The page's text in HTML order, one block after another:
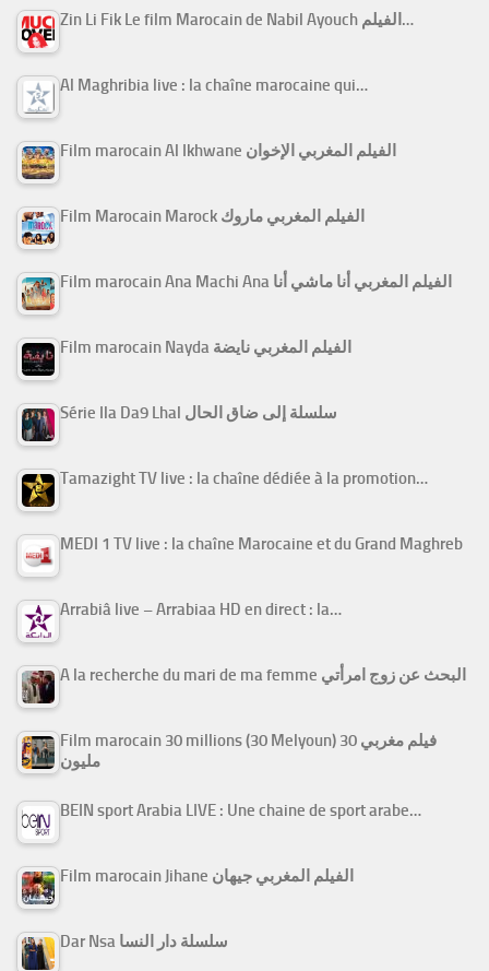
Zin Li Fik Le film Marocain de Nabil Ayouch الفيلم…
Al Maghribia live : la chaîne marocaine qui…
Film marocain Al Ikhwane الفيلم المغربي الإخوان
Film Marocain Marock الفيلم المغربي ماروك
Film marocain Ana Machi Ana الفيلم المغربي أنا ماشي أنا
Film marocain Nayda الفيلم المغربي نايضة
Série Ila Da9 Lhal سلسلة إلى ضاق الحال
Tamazight TV live : la chaîne dédiée à la promotion…
MEDI 1 TV live : la chaîne Marocaine et du Grand Maghreb
Arrabiâ live – Arrabiaa HD en direct : la…
A la recherche du mari de ma femme البحث عن زوج امرأتي
Film marocain 30 millions (30 Melyoun) فيلم مغربي 30
مليون
BEIN sport Arabia LIVE : Une chaine de sport arabe…
Film marocain Jihane الفيلم المغربي جيهان
Dar Nsa سلسلة دار النسا